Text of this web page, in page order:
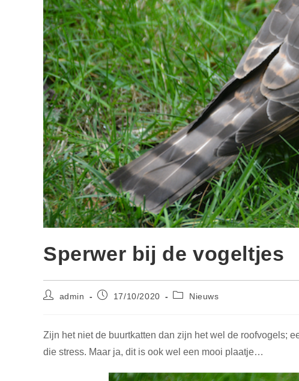
Sperwer bij de vogeltjes
Berichtadmin
Bericht17/10/2020 Berichtcategorie:
Nieuws
Zijn het niet de buurtkatten dan zijn het wel de roofvogels;
die stress. Maar ja, dit is ook wel een mooi plaatje…